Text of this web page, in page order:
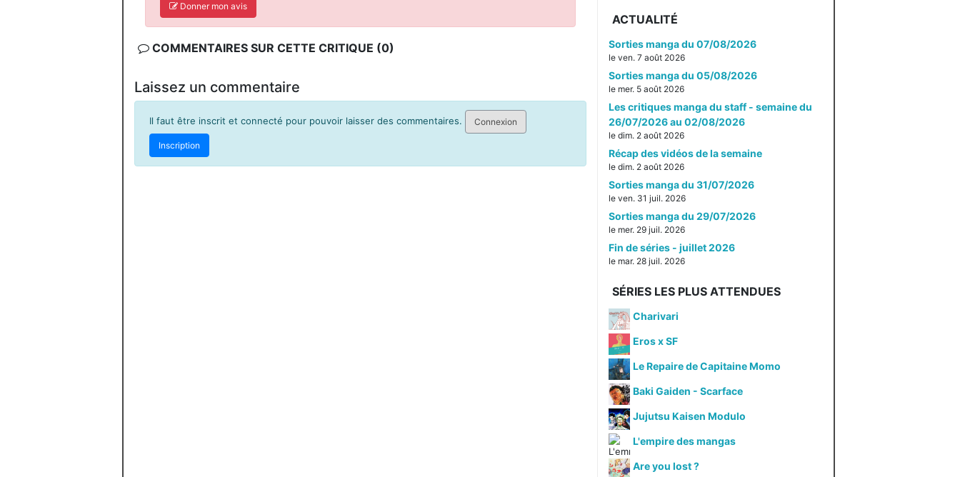
Donner mon avis
COMMENTAIRES SUR CETTE CRITIQUE (0)
Laissez un commentaire
Il faut être inscrit et connecté pour pouvoir laisser des commentaires. Connexion
Inscription
ACTUALITÉ
Sorties manga du 07/08/2026
le ven. 7 août 2026
Sorties manga du 05/08/2026
le mer. 5 août 2026
Les critiques manga du staff - semaine du
26/07/2026 au 02/08/2026
le dim. 2 août 2026
Récap des vidéos de la semaine
le dim. 2 août 2026
Sorties manga du 31/07/2026
le ven. 31 juil. 2026
Sorties manga du 29/07/2026
le mer. 29 juil. 2026
Fin de séries - juillet 2026
le mar. 28 juil. 2026
SÉRIES LES PLUS ATTENDUES
Charivari
Eros x SF
Le Repaire de Capitaine Momo
Baki Gaiden - Scarface
Jujutsu Kaisen Modulo
L'empire des mangas
Are you lost ?